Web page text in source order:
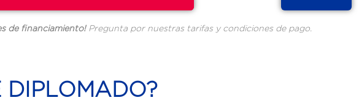
de financiamiento! Pregunta por nuestras tarifas y condiciones de pago.
DIPLOMADO?